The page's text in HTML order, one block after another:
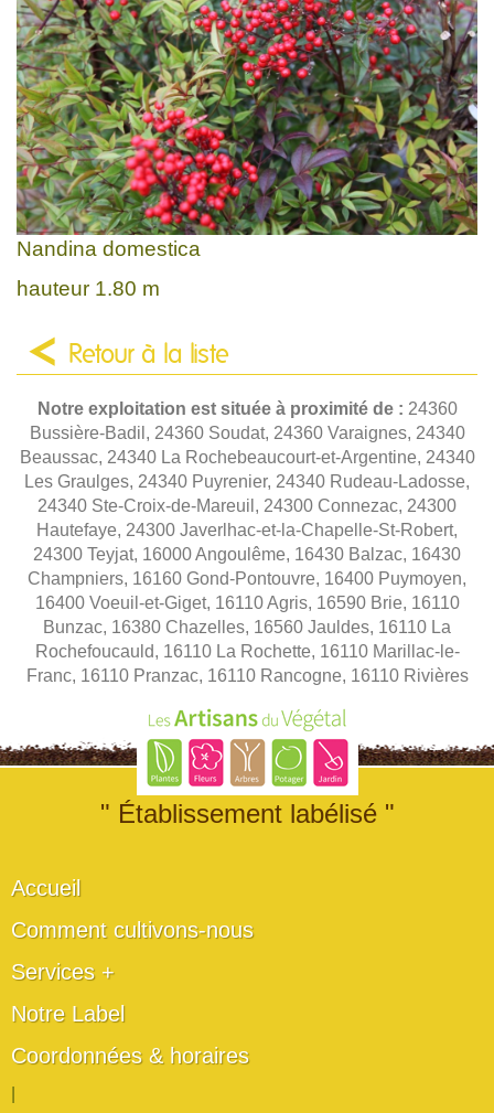
Nandina domestica
hauteur 1.80 m
Retour à la liste
Notre exploitation est située à proximité de : 24360
Bussière-Badil, 24360 Soudat, 24360 Varaignes, 24340
Beaussac, 24340 La Rochebeaucourt-et-Argentine, 24340
Les Graulges, 24340 Puyrenier, 24340 Rudeau-Ladosse,
24340 Ste-Croix-de-Mareuil, 24300 Connezac, 24300
Hautefaye, 24300 Javerlhac-et-la-Chapelle-St-Robert,
24300 Teyjat, 16000 Angoulême, 16430 Balzac, 16430
Champniers, 16160 Gond-Pontouvre, 16400 Puymoyen,
16400 Voeuil-et-Giget, 16110 Agris, 16590 Brie, 16110
Bunzac, 16380 Chazelles, 16560 Jauldes, 16110 La
Rochefoucauld, 16110 La Rochette, 16110 Marillac-le-
Franc, 16110 Pranzac, 16110 Rancogne, 16110 Rivières
" Établissement labélisé "
Accueil
Comment cultivons-nous
Services +
Notre Label
Coordonnées & horaires